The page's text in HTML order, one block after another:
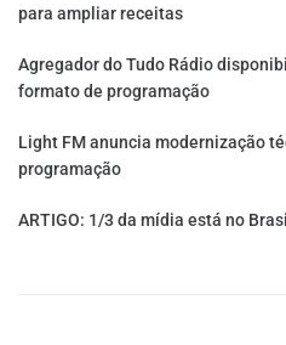
para ampliar receitas
Agregador do Tudo Rádio
formato de programação
Light FM anuncia modernização
programação
ARTIGO: 1/3 da mídia está no